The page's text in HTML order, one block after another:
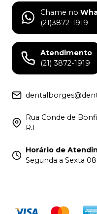
Chame no
(21)3872-1919
Atendimento
(21) 3872-1919
Rua Conde de
RJ
Horário de
Segunda a Sexta